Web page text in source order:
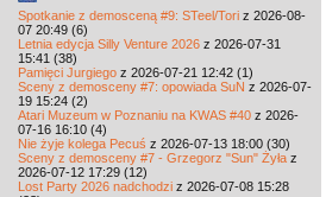
Spotkanie z demosceną #9: STeel/Tori z 2026-08-
07 20:49 (6)
Letnia edycja Silly Venture 2026 z 2026-07-31
15:41 (38)
Pamięci Jurgiego z 2026-07-21 12:42 (1)
Sceny z demosceny #7: opowiada SuN z 2026-07-
19 15:24 (2)
Atari Muzeum w Poznaniu na KWAS #40 z 2026-
07-16 16:10 (4)
Nie żyje kolega Pecuś z 2026-07-13 18:00 (30)
Sceny z demosceny #7 - Grzegorz "Sun" Żyła z
2026-07-12 17:29 (12)
Lost Party 2026 nadchodzi z 2026-07-08 15:28